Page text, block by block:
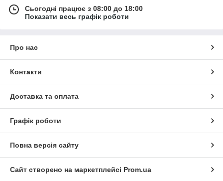
Сьогодні працює з 08:00 до 18:00
Показати весь графік роботи
Про нас
Контакти
Доставка та оплата
Графік роботи
Повна версія сайту
Сайт створено на маркетплейсі Prom.ua